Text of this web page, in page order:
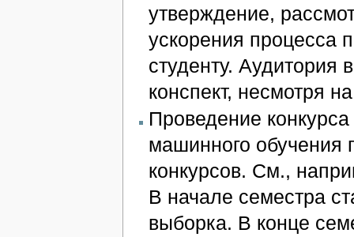
утверждение,
ускорения процесса
студенту. Аудитория
конспект, несмотря
Проведение
машинного обучения
конкурсов. См.,
В начале семестра
выборка. В конце